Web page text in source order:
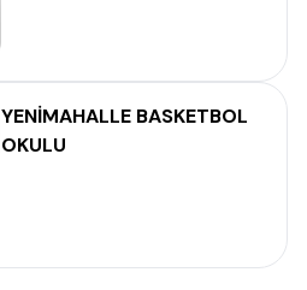
YENİMAHALLE BASKETBOL
OKULU